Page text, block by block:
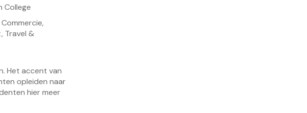
College
Travel &
Het accent van
opleiden naar
hier meer